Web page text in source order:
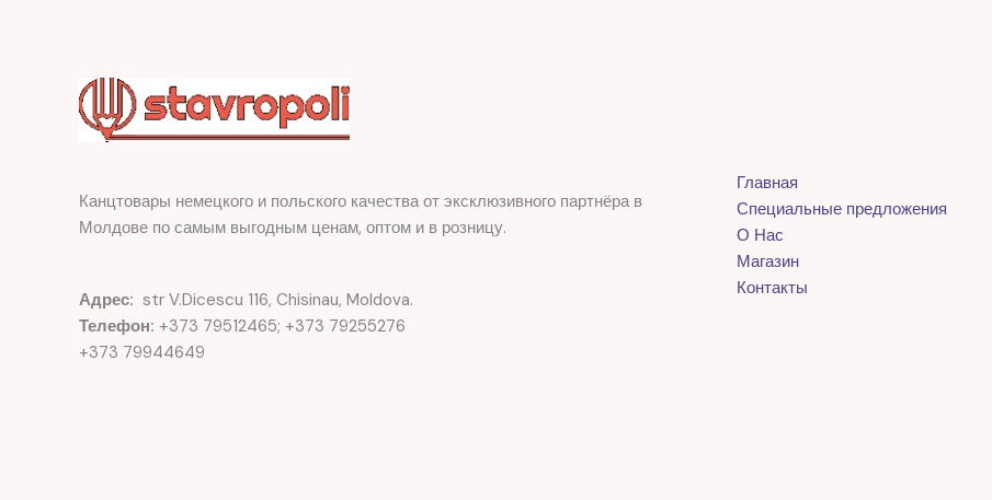
Канцтовары немецкого и польского качества от эксклюзивного партнёра в
Молдове по самым выгодным ценам, оптом и в розницу.
Адрес: str V.Dicescu 116, Chisinau, Moldova.
Телефон: +373 79512465; +373 79255276
+373 79944649
Главная
Специальные предложения
О Нас
Магазин
Контакты